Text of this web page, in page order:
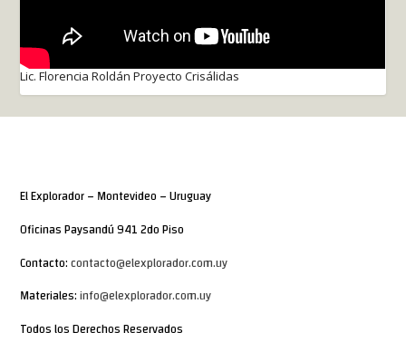
Lic. Florencia Roldán Proyecto Crisálidas
El Explorador – Montevideo – Uruguay
Oficinas Paysandú 941 2do Piso
Contacto:contacto@elexplorador.com.uy
Materiales:info@elexplorador.com.uy
Todos los Derechos Reservados